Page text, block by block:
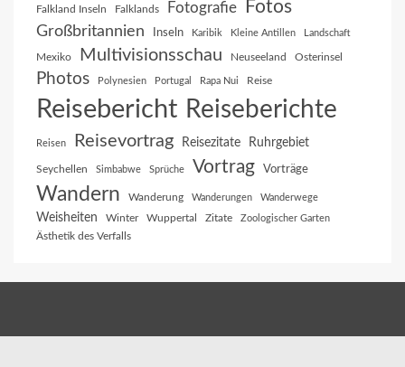
Falkland Inseln Falklands Fotografie Fotos
Großbritannien Inseln Karibik Kleine Antillen Landschaft
Mexiko Multivisionsschau Neuseeland Osterinsel
Photos Polynesien Portugal Rapa Nui Reise
Reisebericht Reiseberichte
Reisen Reisevortrag Reisezitate Ruhrgebiet
Seychellen Simbabwe Sprüche Vortrag Vorträge
Wandern Wanderung Wanderungen Wanderwege
Weisheiten Winter Wuppertal Zitate Zoologischer Garten
Ästhetik des Verfalls